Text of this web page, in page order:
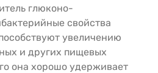
глюконо-
свойства
увеличению
и других пищевых
она хорошо удерживает